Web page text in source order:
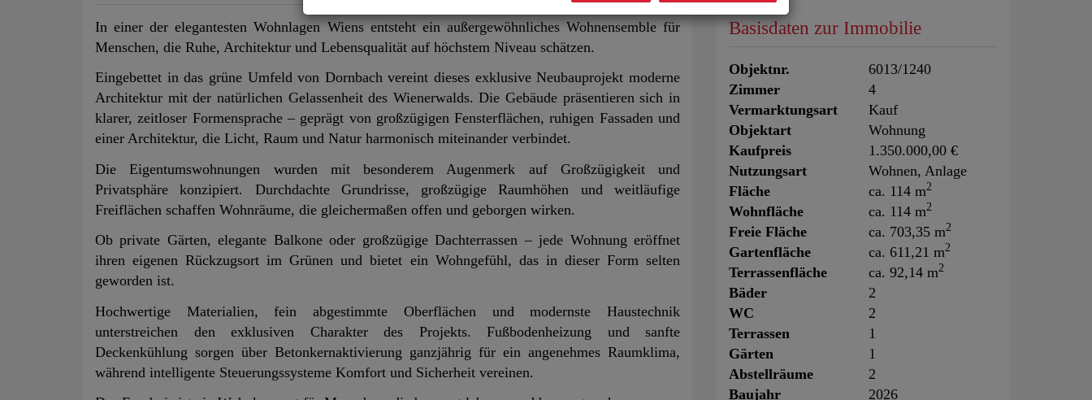
In einer der elegantesten Wohnlagen Wiens entsteht ein außergewöhnliches Wohnensemble für
Menschen, die Ruhe, Architektur und Lebensqualität auf höchstem Niveau schätzen.
Eingebettet in das grüne Umfeld von Dornbach vereint dieses exklusive Neubauprojekt moderne
Architektur mit der natürlichen Gelassenheit des Wienerwalds. Die Gebäude präsentieren sich in
klarer, zeitloser Formensprache – geprägt von großzügigen Fensterflächen, ruhigen Fassaden und
einer Architektur, die Licht, Raum und Natur harmonisch miteinander verbindet.
Die Eigentumswohnungen wurden mit besonderem Augenmerk auf Großzügigkeit und
Privatsphäre konzipiert. Durchdachte Grundrisse, großzügige Raumhöhen und weitläufige
Freiflächen schaffen Wohnräume, die gleichermaßen offen und geborgen wirken.
Ob private Gärten, elegante Balkone oder großzügige Dachterrassen – jede Wohnung eröffnet
ihren eigenen Rückzugsort im Grünen und bietet ein Wohngefühl, das in dieser Form selten
geworden ist.
Hochwertige Materialien, fein abgestimmte Oberflächen und modernste Haustechnik
unterstreichen den exklusiven Charakter des Projekts. Fußbodenheizung und sanfte
Deckenkühlung sorgen über Betonkernaktivierung ganzjährig für ein angenehmes Raumklima,
während intelligente Steuerungssysteme Komfort und Sicherheit vereinen.
Basisdaten zur Immobilie
Objektnr.
6013/1240
Zimmer
4
Vermarktungsart
Kauf
Objektart
Wohnung
Kaufpreis
1.350.000,00 €
Nutzungsart
Wohnen Anlage
Fläche
ca. 114 m2
Wohnfläche ca. 114 m2
Freie Fläche ca. 703,35 m2
Gartenfläche ca. 611,21 m2
Terrassenfläche ca. 92,14 m2
Bäder
2
WC
2
Terrassen
1
Gärten
1
Abstellräume
2
Baujahr
2026